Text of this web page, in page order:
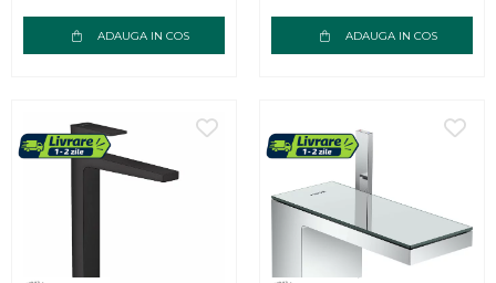
ADAUGA IN COS ADAUGA IN COS